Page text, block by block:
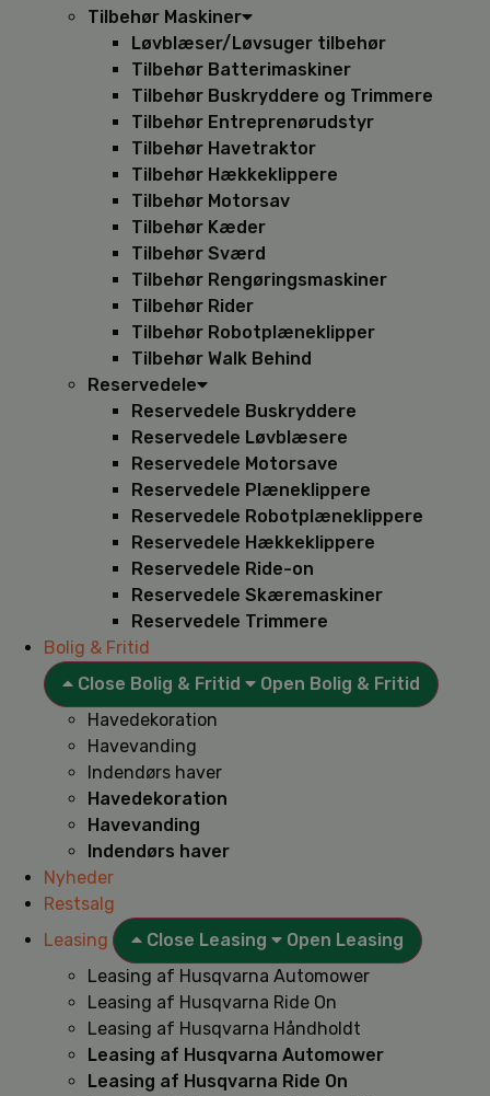
Tilbehør Maskiner
Løvblæser/Løvsuger tilbehør
Tilbehør Batterimaskiner
Tilbehør Buskryddere og Trimmere
Tilbehør Entreprenørudstyr
Tilbehør Havetraktor
Tilbehør Hækkeklippere
Tilbehør Motorsav
Tilbehør Kæder
Tilbehør Sværd
Tilbehør Rengøringsmaskiner
Tilbehør Rider
Tilbehør Robotplæneklipper
Tilbehør Walk Behind
Reservedele
Reservedele Buskryddere
Reservedele Løvblæsere
Reservedele Motorsave
Reservedele Plæneklippere
Reservedele Robotplæneklippere
Reservedele Hækkeklippere
Reservedele Ride-on
Reservedele Skæremaskiner
Reservedele Trimmere
Bolig & Fritid
Close Bolig & Fritid
Open Bolig & Fritid
Havedekoration
Havevanding
Indendørs haver
Havedekoration
Havevanding
Indendørs haver
Nyheder
Restsalg
Leasing
Close Leasing
Open Leasing
Leasing af Husqvarna Automower
Leasing af Husqvarna Ride On
Leasing af Husqvarna Håndholdt
Leasing af Husqvarna Automower
Leasing af Husqvarna Ride On